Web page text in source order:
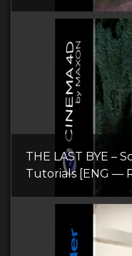
THE LAST BYE –
Tutorials [ENG —